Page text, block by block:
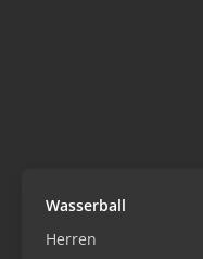
Wasserball
Herren